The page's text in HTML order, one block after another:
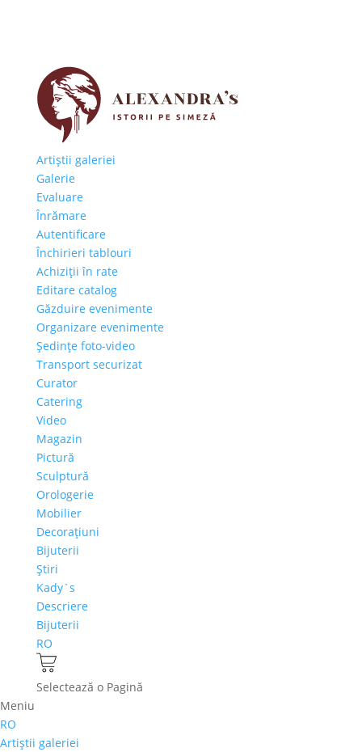
Artiştii galeriei
Galerie
Evaluare
Înrămare
Autentificare
Închirieri tablouri
Achiziţii în rate
Editare catalog
Găzduire evenimente
Organizare evenimente
Şedinţe foto-video
Transport securizat
Curator
Catering
Video
Magazin
Pictură
Sculptură
Orologerie
Mobilier
Decoraţiuni
Bijuterii
Ştiri
Kady`s
Descriere
Bijuterii
RO
Selectează o Pagină
Meniu
RO
Artiştii galeriei